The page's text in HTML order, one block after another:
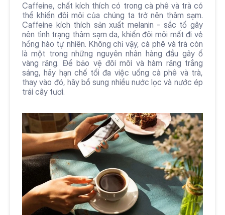
Caffeine, chất kích thích có trong cà phê và trà có
thể khiến đôi môi của chúng ta trở nên thâm sạm.
Caffeine kích thích sản xuất melanin - sắc tố gây
nên tình trạng thâm sạm da, khiến đôi môi mất đi vẻ
hồng hào tự nhiên. Không chỉ vậy, cà phê và trà còn
là một trong những nguyên nhân hàng đầu gây ố
vàng răng. Để bảo vệ đôi môi và hàm răng trắng
sáng, hãy hạn chế tối đa việc uống cà phê và trà,
thay vào đó, hãy bổ sung nhiều nước lọc và nước ép
trái cây tươi.